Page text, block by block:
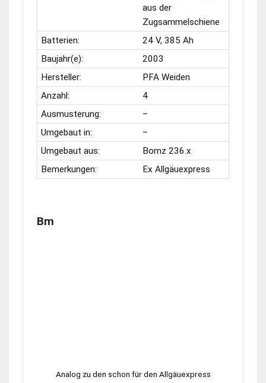
aus der
Zugsammelschiene
Batterien:
24 V, 385 Ah
Baujahr(e):
2003
Hersteller:
PFA Weiden
Anzahl:
4
Ausmusterung:
–
Umgebaut in:
–
Umgebaut aus:
Bomz 236.x
Bemerkungen:
Ex Allgäuexpress
Bm
Analog zu den schon für den Allgäuexpress